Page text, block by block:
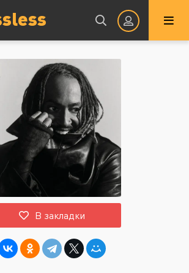
ВОЙТИ НА САЙТ
Восстановить пароль
Или войти через
В закладки